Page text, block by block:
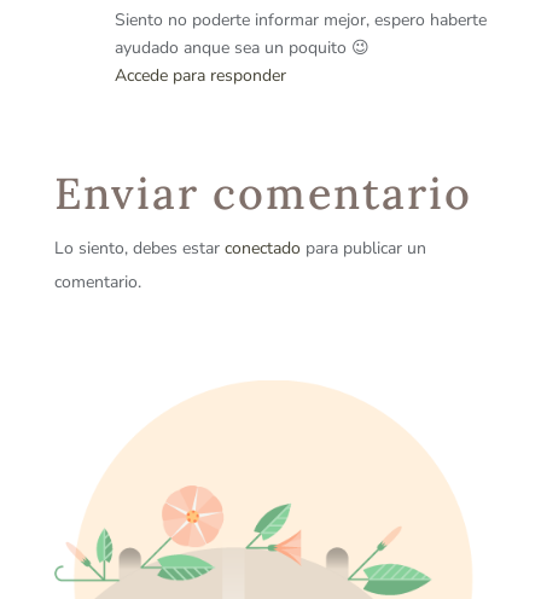
Siento no poderte informar mejor, espero haberte
ayudado anque sea un poquito 😉
Accede para responder
Enviar comentario
Lo siento, debes estar conectado para publicar un
comentario.